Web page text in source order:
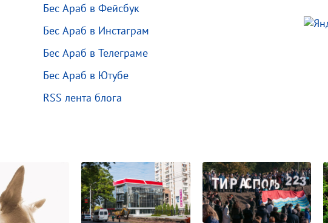
Бес Араб в Фейсбук
Бес Араб в Инстаграм
Бес Араб в Телеграме
Бес Араб в Ютубе
RSS лента блога